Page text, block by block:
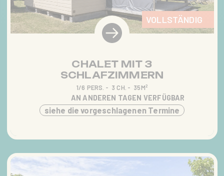
VOLLSTÄNDIG
CHALET MIT 3
SCHLAFZIMMERN
1/6 PERS. 3 CH. 35M²
AN ANDEREN TAGEN VERFÜGBAR
siehe die vorgeschlagenen Termine